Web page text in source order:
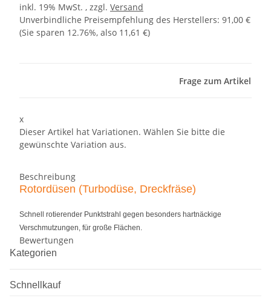
inkl. 19% MwSt. , zzgl. Versand
Unverbindliche Preisempfehlung des Herstellers: 91,00 €
(Sie sparen 12.76%, also 11,61 €)
Frage zum Artikel
x
Dieser Artikel hat Variationen. Wählen Sie bitte die
gewünschte Variation aus.
Beschreibung
Rotordüsen (Turbodüse, Dreckfräse)
Schnell rotierender Punktstrahl gegen besonders hartnäckige
Verschmutzungen, für große Flächen.
Bewertungen
Kategorien
Schnellkauf